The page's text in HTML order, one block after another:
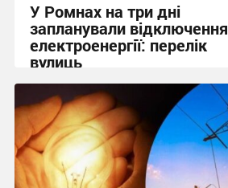
У Ромнах на три дні
запланували відключення
електроенергії: перелік
вулиць
09:37, 7.08.2026